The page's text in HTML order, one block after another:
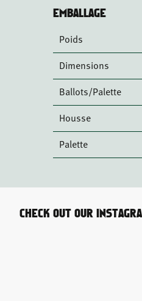
EMBALLAGE
Poids
Dimensions
Ballots/Palette
Housse
Palette
CHECK OUT OUR